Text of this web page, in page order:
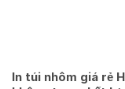
In túi nhôm giá rẻ